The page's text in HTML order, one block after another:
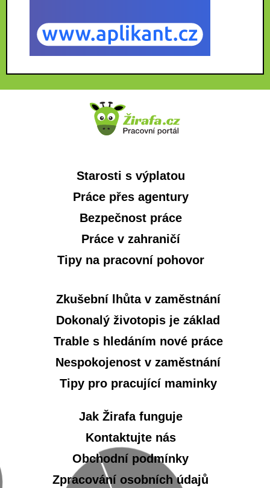
Starosti s výplatou
Práce přes agentury
Bezpečnost práce
Práce v zahraničí
Tipy na pracovní pohovor
Zkušební lhůta v zaměstnání
Dokonalý životopis je základ
Trable s hledáním nové práce
Nespokojenost v zaměstnání
Tipy pro pracující maminky
Jak Žirafa funguje
Kontaktujte nás
Obchodní podmínky
Zpracování osobních údajů